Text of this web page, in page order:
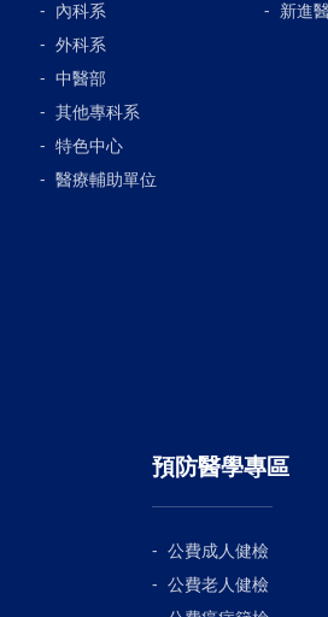
內科系
外科系
中醫部
其他專科系
特色中心
醫療輔助單位
新進
預防醫學專區
公費成人健檢
公費老人健檢